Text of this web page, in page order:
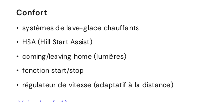
Confort
systèmes de lave-glace chauffants
HSA (Hill Start Assist)
coming/leaving home (lumières)
fonction start/stop
régulateur de vitesse (adaptatif à la distance)
allumage automatique des phares